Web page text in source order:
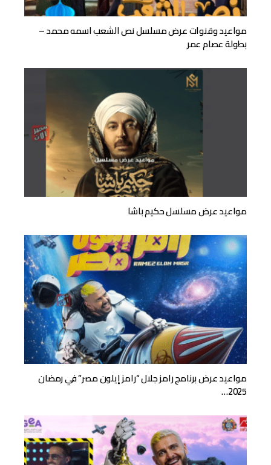
مواعيد وقنوات عرض مسلسل نص الشعب اسمه محمد –
بطولة عصام عمر
مواعيد عرض مسلسل حكيم باشا
مواعيد عرض برنامج رامز جلال “رامز إيلون مصر” في رمضان
2025…